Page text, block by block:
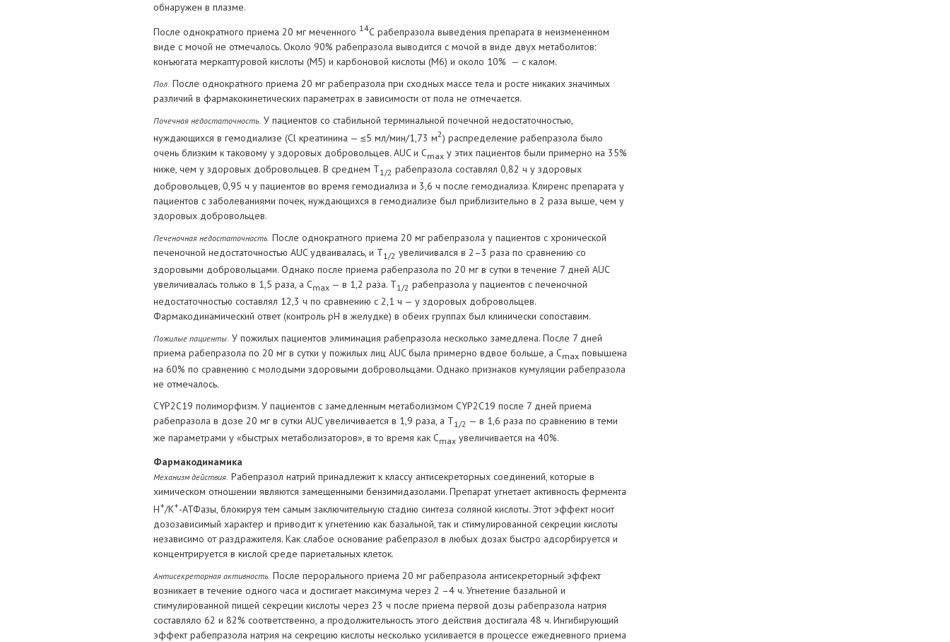
обнаружен в плазме.
После однократного приема 20 мг меченного 14С рабепразола выведения препарата в неизмененном
виде с мочой не отмечалось. Около 90% рабепразола выводится с мочой в виде двух метаболитов:
конъюгата меркаптуровой кислоты (М5) и карбоновой кислоты (М6) и около 10% — с калом.
Пол. После однократного приема 20 мг рабепразола при сходных массе тела и росте никаких значимых
различий в фармакокинетических параметрах в зависимости от пола не отмечается.
Почечная недостаточность. У пациентов со стабильной терминальной почечной недостаточностью,
нуждающихся в гемодиализе (Cl креатинина — ≤5 мл/мин/1,73 м2) распределение рабепразола было
очень близким к таковому у здоровых добровольцев. AUC и Сmax у этих пациентов были примерно на 35%
ниже, чем у здоровых добровольцев. В среднем Т1/2 рабепразола составлял 0,82 ч у здоровых
добровольцев, 0,95 ч у пациентов во время гемодиализа и 3,6 ч после гемодиализа. Клиренс препарата у
пациентов с заболеваниями почек, нуждающихся в гемодиализе был приблизительно в 2 раза выше, чем у
здоровых добровольцев.
Печеночная недостаточность. После однократного приема 20 мг рабепразола у пациентов с хронической
печеночной недостаточностью AUC удваивалась, и T1/2 увеличивался в 2–3 раза по сравнению со
здоровыми добровольцами. Однако после приема рабепразола по 20 мг в сутки в течение 7 дней AUC
увеличивалась только в 1,5 раза, а Сmax — в 1,2 раза. T1/2 рабепразола у пациентов с печеночной
недостаточностью составлял 12,3 ч по сравнению с 2,1 ч — у здоровых добровольцев.
Фармакодинамический ответ (контроль рН в желудке) в обеих группах был клинически сопоставим.
Пожилые пациенты. У пожилых пациентов элиминация рабепразола несколько замедлена. После 7 дней
приема рабепразола по 20 мг в сутки у пожилых лиц AUC была примерно вдвое больше, а Сmax повышена
на 60% по сравнению с молодыми здоровыми добровольцами. Однако признаков кумуляции рабепразола
не отмечалось.
CYP2C19 полиморфизм. У пациентов с замедленным метаболизмом CYP2C19 после 7 дней приема
рабепразола в дозе 20 мг в сутки AUC увеличивается в 1,9 раза, а T1/2 — в 1,6 раза по сравнению в теми
же параметрами у «быстрых метаболизаторов», в то время как Сmax увеличивается на 40%.
Фармакодинамика
Механизм действия. Рабепразол натрий принадлежит к классу антисекреторных соединений, которые в
химическом отношении являются замещенными бензимидазолами. Препарат угнетает активность фермента
Н+/К+-АТФазы, блокируя тем самым заключительную стадию синтеза соляной кислоты. Этот эффект носит
дозозависимый характер и приводит к угнетению как базальной, так и стимулированной секреции кислоты
независимо от раздражителя. Как слабое основание рабепразол в любых дозах быстро адсорбируется и
концентрируется в кислой среде париетальных клеток.
Антисекреторная активность. После перорального приема 20 мг рабепразола антисекреторный эффект
возникает в течение одного часа и достигает максимума через 2 –4 ч. Угнетение базальной и
стимулированной пищей секреции кислоты через 23 ч после приема первой дозы рабепразола натрия
составляло 62 и 82% соответственно, а продолжительность этого действия достигала 48 ч. Ингибирующий
эффект рабепразола натрия на секрецию кислоты несколько усиливается в процессе ежедневного приема